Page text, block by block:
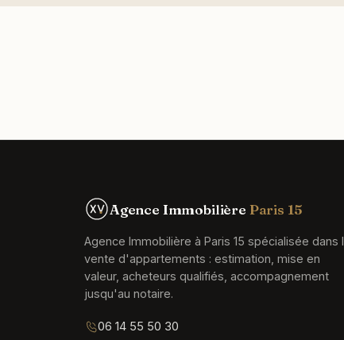
Agence Immobilière Paris 15
Agence Immobilière à Paris 15 spécialisée dans
vente d'appartements : estimation, mise en
valeur, acheteurs qualifiés, accompagnement
jusqu'au notaire.
06 14 55 50 30